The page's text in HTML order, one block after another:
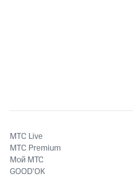
MTС Live
MTС Premium
Мой МТС
GOOD’OK